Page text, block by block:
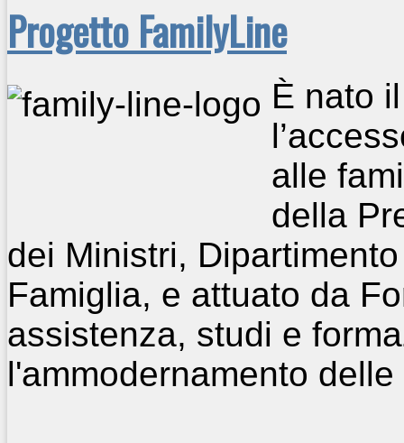
Progetto FamilyLine
È nato
alle
della
dei Ministri,
Famiglia, e attuato da
assistenza, studi e
l'ammodernamento delle